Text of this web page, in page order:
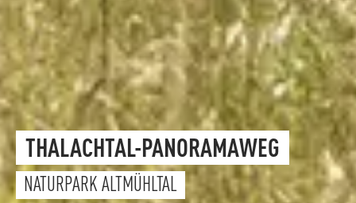
THALACHTAL-PANORAMAWEG
NATURPARK ALTMÜHLTAL